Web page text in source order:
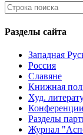
Разделы сайта
Западная
Россия
Славяне
Книжная
Худ.
Конференции
Разделы
Журнал